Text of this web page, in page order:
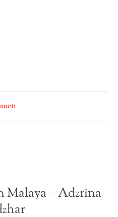
Malaya – Adzrina